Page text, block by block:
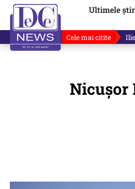
Ultimele
Cele mai citite
Nicușor